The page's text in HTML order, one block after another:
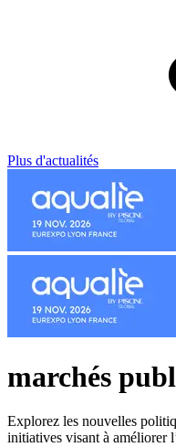
Plus d'actualités
marchés
Explorez les nouvelles
initiatives visant à améliorer